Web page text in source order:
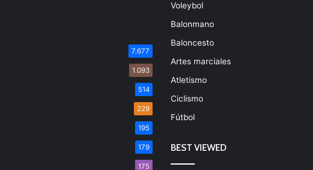
7.677
1.093
514
229
195
179
175
Voleybol
Balonmano
Baloncesto
Artes marciales
Atletismo
Ciclismo
Fútbol
BEST VIEWED